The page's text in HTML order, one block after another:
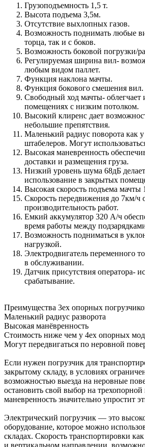
Грузоподъемность 1,5 т.
Высота подъема 3,5м.
Отсутствие выхлопных газов.
Возможность поднимать любые
торца, так и с боков.
Возможность боковой погрузки/
Регулируемая ширина вил-
любым видом паллет.
Функция наклона мачты.
Функция бокового смешения вил.
Свободный ход мачты- облегчает
помещениях с низким потолком.
Высокий клиренс дает
небольшие препятствия.
Маленький радиус поворота как
штабелеров. Могут
Высокая маневренность
доставки и размещения груза.
Низкий уровень шума 68дБ
использование в закрытых
Высокая скорость подъема мачты
Скорость передвижения до 7км/ч
производительность работ.
Емкий аккумулятор 320 А/ч
время работы между
Возможность подниматься в
нагрузкой.
Электродвигатель переменного
в обслуживании.
Датчик присутствия оператора-
срабатывание.
Преимущества 3ех опорных
Маленький радиус разворота
Высокая манёвренность
Стоимость ниже чем у 4ех опорных
Могут передвигаться по неровной
Если нужен погрузчик для
закрытому складу, в условиях
возможностью выезда на неровные
остановить свой выбор на трехопорной
маневренность значительно упростит
Электрический погрузчик — это
оборудование, которое можно
складах. Скорость транспортировки
и вертикальном направлении,